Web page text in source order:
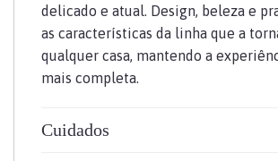
delicado e atual. Design, beleza e
as características da linha que a
qualquer casa, mantendo a
mais completa.
Cuidados